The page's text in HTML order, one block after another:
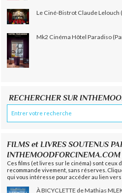
Le Ciné-Bistrot Claude Lelouch
Mk2 Cinéma Hôtel Paradiso
RECHERCHER SUR
FILMS et LIVRES SOUTENUS
Ces films (et livres sur le cinéma) sont ceux
recommande vivement, sans réserves.
qui vous intéresse pour accéder au lien
À BICYCLETTE de Mathias